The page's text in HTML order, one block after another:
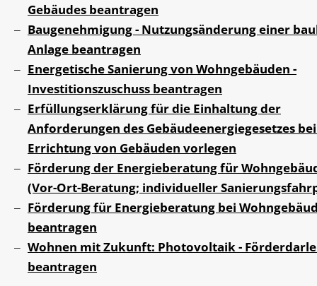
Gebäudes beantragen
Baugenehmigung - Nutzungsänderung einer
Anlage beantragen
Energetische Sanierung von Wohngebäuden -
Investitionszuschuss beantragen
Erfüllungserklärung für die Einhaltung der
Anforderungen des Gebäudeenergiegesetzes
Errichtung von Gebäuden vorlegen
Förderung der Energieberatung für
(Vor-Ort-Beratung; individueller
Förderung für Energieberatung bei
beantragen
Wohnen mit Zukunft: Photovoltaik -
beantragen